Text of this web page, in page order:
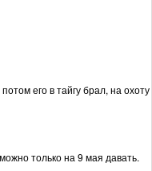
его в тайгу брал, на охоту
только на 9 мая давать.